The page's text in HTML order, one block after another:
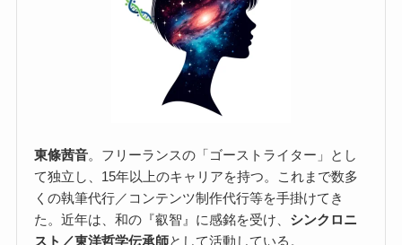
東條茜音。フリーランスの「ゴーストライター」とし
て独立し、15年以上のキャリアを持つ。これまで数多
くの執筆代行／コンテンツ制作代行等を手掛けてき
た。近年は、和の『叡智』に感銘を受け、 シンクロニ
スト／東洋哲学伝承師として活動している。